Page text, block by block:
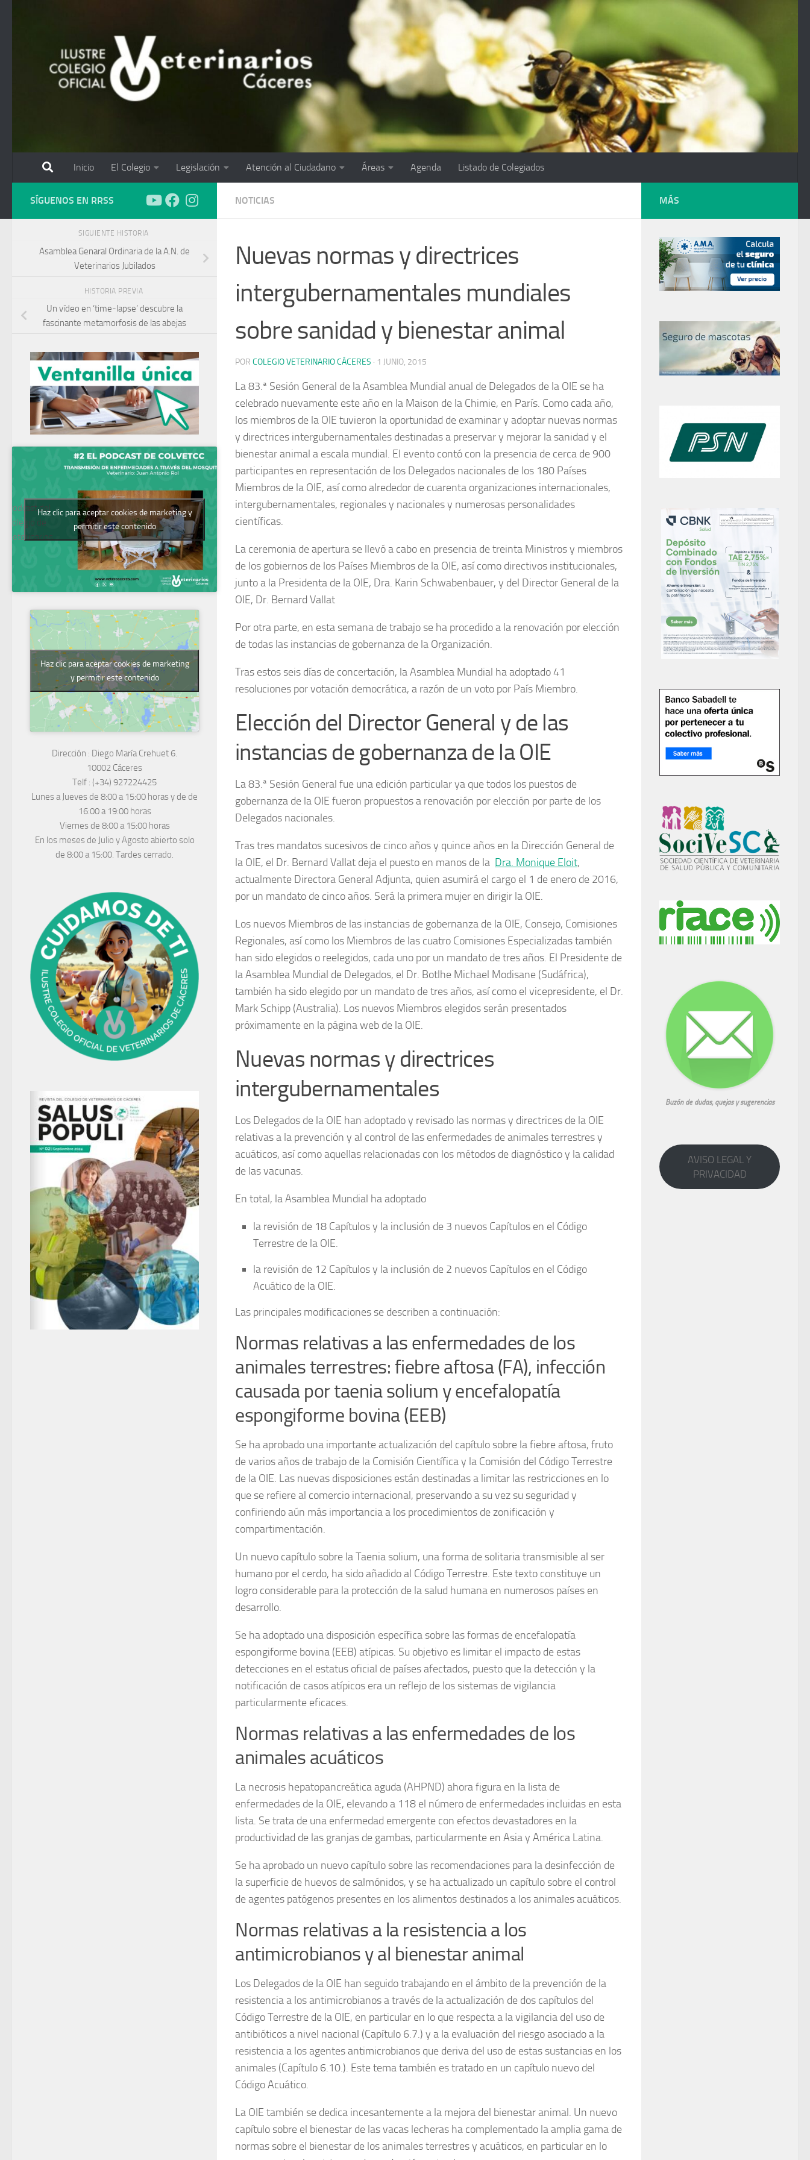
Inicio El Colegio Legislación Atención al Ciudadano Áreas Agenda Listado de Colegiados
NOTICIAS
Nuevas normas y directrices
intergubernamentales mundiales
sobre sanidad y bienestar animal
POR COLEGIO VETERINARIO CÁCERES · 1 JUNIO, 2015
La 83.ª Sesión General de la Asamblea Mundial anual de Delegados de la OIE se ha
celebrado nuevamente este año en la Maison de la Chimie, en París. Como cada año,
los miembros de la OIE tuvieron la oportunidad de examinar y adoptar nuevas normas
y directrices intergubernamentales destinadas a preservar y mejorar la sanidad y el
bienestar animal a escala mundial. El evento contó con la presencia de cerca de 900
participantes en representación de los Delegados nacionales de los 180 Países
Miembros de la OIE, así como alrededor de cuarenta organizaciones internacionales,
intergubernamentales, regionales y nacionales y numerosas personalidades
científicas.
La ceremonia de apertura se llevó a cabo en presencia de treinta Ministros y miembros
de los gobiernos de los Países Miembros de la OIE, así como directivos institucionales,
junto a la Presidenta de la OIE, Dra. Karin Schwabenbauer, y del Director General de la
OIE, Dr. Bernard Vallat
Por otra parte, en esta semana de trabajo se ha procedido a la renovación por elección
de todas las instancias de gobernanza de la Organización.
Tras estos seis días de concertación, la Asamblea Mundial ha adoptado 41
resoluciones por votación democrática, a razón de un voto por País Miembro.
Elección del Director General y de las
instancias de gobernanza de la OIE
La 83.ª Sesión General fue una edición particular ya que todos los puestos de
gobernanza de la OIE fueron propuestos a renovación por elección por parte de los
Delegados nacionales.
Tras tres mandatos sucesivos de cinco años y quince años en la Dirección General de
la OIE, el Dr. Bernard Vallat deja el puesto en manos de la Dra. Monique Eloit,
actualmente Directora General Adjunta, quien asumirá el cargo el 1 de enero de 2016,
por un mandato de cinco años. Será la primera mujer en dirigir la OIE.
Los nuevos Miembros de las instancias de gobernanza de la OIE, Consejo, Comisiones
Regionales, así como los Miembros de las cuatro Comisiones Especializadas también
han sido elegidos o reelegidos, cada uno por un mandato de tres años. El Presidente de
la Asamblea Mundial de Delegados, el Dr. Botlhe Michael Modisane (Sudáfrica),
también ha sido elegido por un mandato de tres años, así como el vicepresidente, el Dr.
Mark Schipp (Australia). Los nuevos Miembros elegidos serán presentados
próximamente en la página web de la OIE.
Nuevas normas y directrices
intergubernamentales
Los Delegados de la OIE han adoptado y revisado las normas y directrices de la OIE
relativas a la prevención y al control de las enfermedades de animales terrestres y
acuáticos, así como aquellas relacionadas con los métodos de diagnóstico y la calidad
de las vacunas.
En total, la Asamblea Mundial ha adoptado
la revisión de 18 Capítulos y la inclusión de 3 nuevos Capítulos en el Código
Terrestre de la OIE.
la revisión de 12 Capítulos y la inclusión de 2 nuevos Capítulos en el Código
Acuático de la OIE.
Las principales modificaciones se describen a continuación:
Normas relativas a las enfermedades de los
animales terrestres: fiebre aftosa (FA), infección
causada portaenia solium y encefalopatía
espongiforme bovina (EEB)
Se ha aprobado una importante actualización del capítulo sobre lafiebre aftosa, fruto
de varios años de trabajo de la Comisión Científica y la Comisión del Código Terrestre
de la OIE. Las nuevas disposiciones están destinadas a limitar las restricciones en lo
que se refiere al comercio internacional, preservando a su vez su seguridad y
confiriendo aún más importancia a los procedimientos de zonificación y
compartimentación.
Un nuevo capítulo sobre laTaenia solium, una forma de solitaria transmisible al ser
humano por el cerdo, ha sido añadido al Código Terrestre. Este texto constituye un
logro considerable para la protección de la salud humana en numerosos países en
desarrollo.
Se ha adoptado una disposición específica sobre las formas de encefalopatía
espongiforme bovina (EEB) atípicas. Su objetivo es limitar el impacto de estas
detecciones en el estatus oficial de países afectados, puesto que la detección y la
notificación de casos atípicos era un reflejo de los sistemas de vigilancia
particularmente eficaces.
Normas relativas a las enfermedades de los
animales acuáticos
La necrosis hepatopancreática aguda (AHPND) ahora figura en la lista de
enfermedades de la OIE, elevando a 118 el número de enfermedades incluidas en esta
lista. Se trata de una enfermedad emergente con efectos devastadores en la
productividad de las granjas de gambas, particularmente en Asia y América Latina.
Se ha aprobado un nuevo capítulo sobre las recomendaciones para la desinfección de
la superficie de huevos de salmónidos, y se ha actualizado un capítulo sobre el control
de agentes patógenos presentes en los alimentos destinados a los animales acuáticos.
Normas relativas a la resistencia a los
antimicrobianos y al bienestar animal
Los Delegados de la OIE han seguido trabajando en el ámbito de la prevención de la
resistencia a los antimicrobianosa través de la actualización de dos capítulos del
Código Terrestre de la OIE, en particular en lo que respecta a la vigilancia del uso de
antibióticos a nivel nacional (Capítulo 6.7.) y a la evaluación del riesgo asociado a la
resistencia a los agentes antimicrobianos que deriva del uso de estas sustancias en los
animales (Capítulo 6.10.). Este tema también es tratado en un capítulo nuevo del
Código Acuático.
La OIE también se dedica incesantemente a la mejora del bienestar animal. Un nuevo
capítulo sobre el bienestar de las vacas lecheras ha complementado la amplia gama de
normas sobre el bienestar de los animales terrestres y acuáticos, en particular en lo
SÍGUENOS EN RRSS
SIGUIENTE HISTORIA
Asamblea Genaral Ordinaria de la A.N. de
Veterinarios Jubilados
HISTORIA PREVIA
Un vídeo en ‘time-lapse’ descubre la
fascinante metamorfosis de las abejas
Podcast del
Colegio de
Veterinarios
Haz clic para aceptar cookies de marketing y
permitir este contenido
Haz clic para aceptar cookies de marketing
y permitir este contenido
Dirección : Diego María Crehuet 6.
10002 Cáceres
Telf : (+34) 927224425
Lunes a Jueves de 8:00 a 15:00 horas y de de
16:00 a 19:00 horas
Viernes de 8:00 a 15:00 horas
En los meses de Julio y Agosto abierto solo
de 8:00 a 15:00. Tardes cerrado.
MÁS
Buzón de dudas, quejas y sugerencias
AVISO LEGAL Y
PRIVACIDAD